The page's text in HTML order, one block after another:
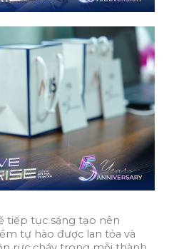
tiếp tục sáng tạo nên
tự hào được lan tỏa và